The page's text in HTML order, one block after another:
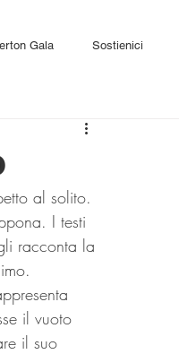
Gala Sostienici
al solito.
I testi
racconta la
il vuoto
il suo